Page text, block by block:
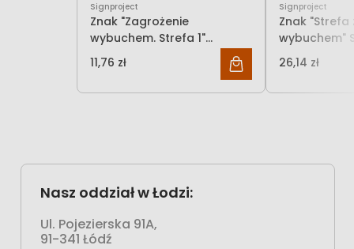
Signproject
Znak "Zagrożenie
wybuchem. Strefa 1"
Signproject
11,76 zł 9,56 zł
Signproject
Znak
26,14 zł
Nasz oddział w Łodzi:
Ul. Pojezierska 91A,
91-341 Łódź